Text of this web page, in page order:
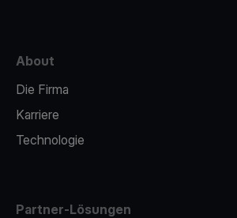
About
Die Firma
Karriere
Technologie
Partner-Lösungen